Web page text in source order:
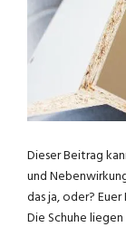
Dieser Beitrag
und
das ja, oder?
Die Schuhe